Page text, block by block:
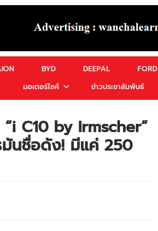
BYD DEEPAL FORD
มอเตอร์ไซค์ ข่าวประชาสัมพันธ์
C10 by Irmscher”
มันชื่อดัง! มีแค่ 250